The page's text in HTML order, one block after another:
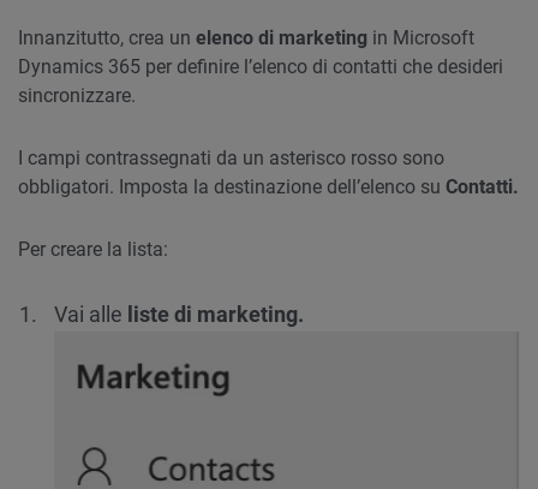
Innanzitutto, crea un elenco di marketing in Microsoft
Dynamics 365 per definire l’elenco di contatti che desideri
sincronizzare.
I campi contrassegnati da un asterisco rosso sono
obbligatori. Imposta la destinazione dell’elenco su Contatti.
Per creare la lista:
Vai alle liste di marketing.